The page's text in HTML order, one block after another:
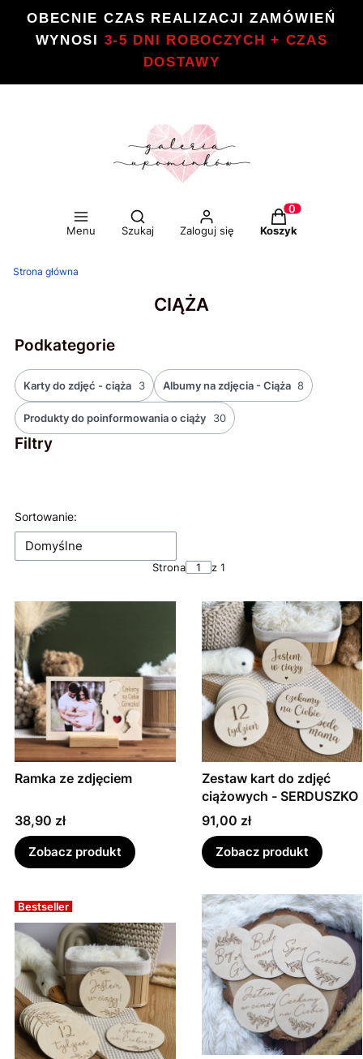
OBECNIE CZAS REALIZACJI ZAMÓWIEŃ
WYNOSI 3-5 DNI ROBOCZYCH + CZAS
DOSTAWY
Menu
Otwórz wyszukiwarkę
Szukaj Zaloguj się
Produkty w
Koszyk
Strona główna
CIĄŻA
Podkategorie
Karty do zdjęć - ciąża 3 Albumy na zdjęcia - Ciąża 8
Produkty do poinformowania o ciąży 30
Filtry
Lista produktów
Sortowanie:
Domyślne
Strona z 1
Ramka ze zdjęciem
Cena
38,90 zł
Zobacz produkt
Zestaw kart do zdjęć
ciążowych - SERDUSZKO
Cena
91,00 zł
Zobacz produkt
Bestseller